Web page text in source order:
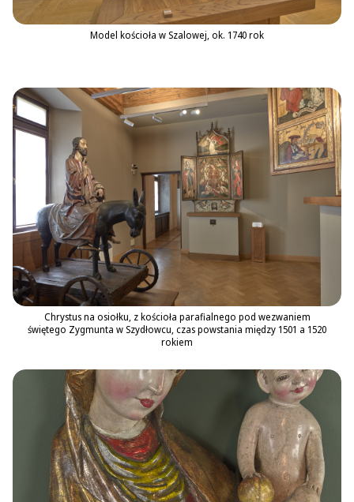
Model kościoła w Szalowej, ok. 1740 rok
Chrystus na osiołku, z kościoła parafialnego pod wezwaniem
świętego Zygmunta w Szydłowcu, czas powstania między 1501 a 1520
rokiem